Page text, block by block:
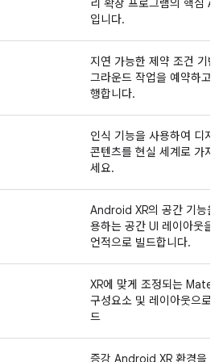
리 확장 프로그램의 핵심 API
입니다.
지연 가능한 제약 조건 기반
그라운드 작업을 예약하고
행합니다.
인식 기능을 사용하여 디지
콘텐츠를 현실 세계로 가져
세요.
Android XR의 공간 기능을
용하는 공간 UI 레이아웃을
언적으로 빌드합니다.
XR에 맞게 조정되는
구성요소 및 레이아웃으로
드
증강 Android XR 환경을 빌